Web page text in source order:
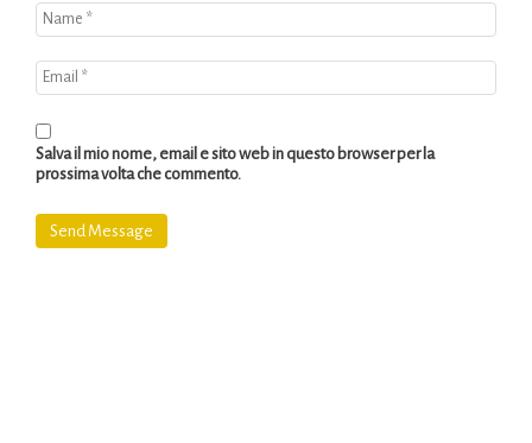
Salva il mio nome, email e sito web in questo browser per la
prossima volta che commento.